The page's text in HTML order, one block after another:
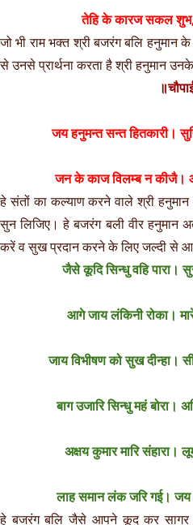
तेहि के कारज सकल शुभ,
जो भी राम भक्त श्री बजरंग बलि हनुमान
से उनसे प्रार्थना करता है श्री हनुमान
जय हनुमन्त सन्त हितकारी।
जन के काज विलम्ब न कीजै।
हे संतों का कल्याण करने वाले श्री हनुमान
सुन लिजिए। हे बजरंग बली वीर हनुमान
करें व सुख प्रदान करने के लिए जल्दी से
जैसे कूदि सिन्धु वहि पारा।
आगे जाय लंकिनी रोका।
जाय विभीषण को सुख दीन्हा।
बाग उजारि सिन्धु महं बोरा।
अक्षय कुमार मारि संहारा।
लाह समान लंक जरि गई।
हे बजरंग बलि जैसे आपने कूद कर सागर